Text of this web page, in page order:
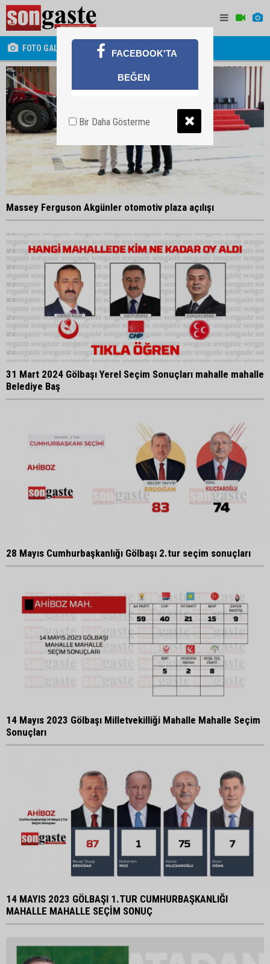
FOTO GALERİ
Massey Ferguson Akgünler otomotiv plaza açılışı
31 Mart 2024 Gölbaşı Yerel Seçim Sonuçları mahalle mahalle
Belediye Baş
28 Mayıs Cumhurbaşkanlığı Gölbaşı 2.tur seçim sonuçları
14 Mayıs 2023 Gölbaşı Milletvekilliği Mahalle Mahalle Seçim
Sonuçları
14 MAYIS 2023 GÖLBAŞI 1.TUR CUMHURBAŞKANLIĞI
MAHALLE MAHALLE SEÇİM SONUÇ
FACEBOOK'TA
BEĞEN
Bir Daha Gösterme